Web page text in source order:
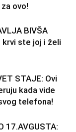
ovo!
BIVŠA
krvi ste joj i želi
STAJE: Ovi
kada vide
telefona!
17.AVGUSTA: